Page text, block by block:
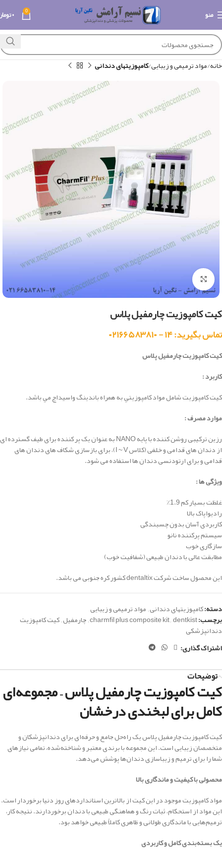
منو 0 ۰
خانه مواد ترمیمی و زیبایی کامپوزیتهای دندانی
بزرگنمایی تصویر
کیت کامپوزیت چارمفیل پلاس
تماس بگیرید: ۱۴ - ۰۲۱۶۶۵۸۳۸۱۰
کیت کامپوزیت چارمفیل پلاس
کاربرد :
كيت كامپوزيت شامل مواد كامپوزيتي به همراه باندينگ واسيداچ مي باشد.
موارد مصرف :
رزین ترکیبی روشن کننده با پایه NANO
به عنوان یک پر کننده برای طیف گسترده ای
از دندان های قدامی و خلفی (کلاس I ~ V)، برای بازسازی شکاف های دندان های
قدامی و برای ارتودنسی دندان ها استفاده می شود.
ویژگی ها :
غلظت بسیار کم1.9٪
رادیواپاک بالا
کاربردی آسان بدونچسبندگی
سیستم پرکننده نانو
سازگاری خوب
مطابقت عالی با دندان طبیعی (شفافیت خوب)
این محصول ساخت شرکت dentaltix کشور کره جنوبی می باشد.
دسته:کامپوزیتهای دندانی,مواد ترمیمی و زیبایی
برچسب: charmfil plus composite kit,dentkist
,چارمفیل,کیت کامپوزیت
دندانپزشکی
اشتراک گذاری:
توضیحات
کیت کامپوزیت چارمفیل پلاس – مجموعه‌ای
کامل برای لبخندی درخشان
کیت کامپوزیت چارمفیل پلاس یک راه‌حل جامع و حرفه‌ای برای دندانپزشکان و
متخصصان زیبایی است. این مجموعه با برندی معتبر و شناخته‌شده، تمامی نیازهای
شما را برای ترمیم و زیباسازی دندان‌ها پوشش می‌دهد.
محصولی با کیفیت و ماندگاری بالا
مواد کامپوزیت موجود در این کیت از بالاترین استانداردهای روز دنیا برخوردار است.
این مواد از استحکام، ثبات رنگ و هماهنگی طبیعی با دندان برخوردارند. نتیجه کار،
ترمیم‌هایی با ماندگاری طولانی و ظاهری کاملاً طبیعی خواهد بود.
یک بسته‌بندی کامل و کاربردی